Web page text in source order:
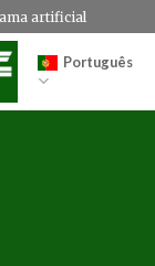
artificial
Português